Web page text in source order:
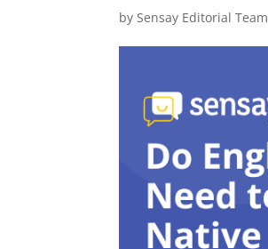
bySensay Editorial Team